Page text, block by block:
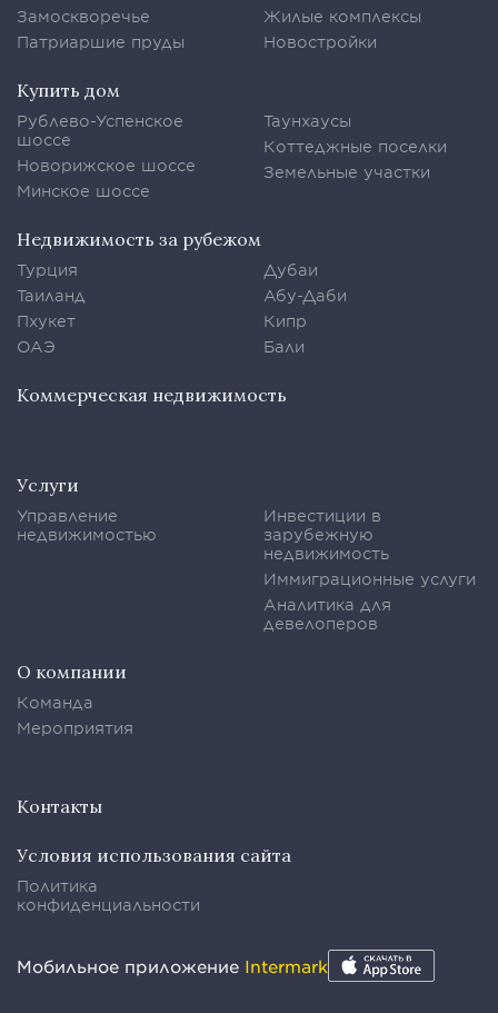
Замоскворечье
Патриаршие пруды
Жилые комплексы
Новостройки
Купить дом
Рублево-Успенское
шоссе
Новорижское шоссе
Минское шоссе
Таунхаусы
Коттеджные поселки
Земельные участки
Недвижимость за рубежом
Турция
Таиланд
Пхукет
ОАЭ
Дубаи
Абу-Даби
Кипр
Бали
Коммерческая недвижимость
Услуги
Управление
недвижимостью
Инвестиции в
зарубежную
недвижимость
Иммиграционные услуги
Аналитика для
девелоперов
О компании
Команда
Мероприятия
Контакты
Условия использования сайта
Политика
конфиденциальности
Мобильное приложение Intermark